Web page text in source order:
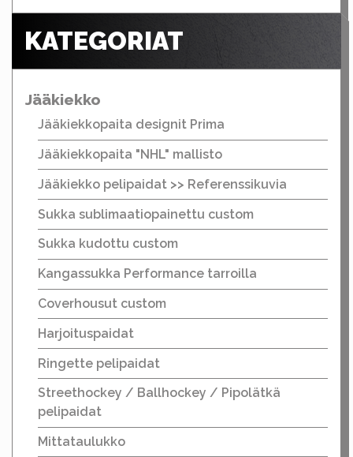
KATEGORIAT
Jääkiekko
Jääkiekkopaita designit Prima
Jääkiekkopaita "NHL" mallisto
Jääkiekko pelipaidat >> Referenssikuvia
Sukka sublimaatiopainettu custom
Sukka kudottu custom
Kangassukka Performance tarroilla
Coverhousut custom
Harjoituspaidat
Ringette pelipaidat
Streethockey / Ballhockey / Pipolätkä
pelipaidat
Mittataulukko